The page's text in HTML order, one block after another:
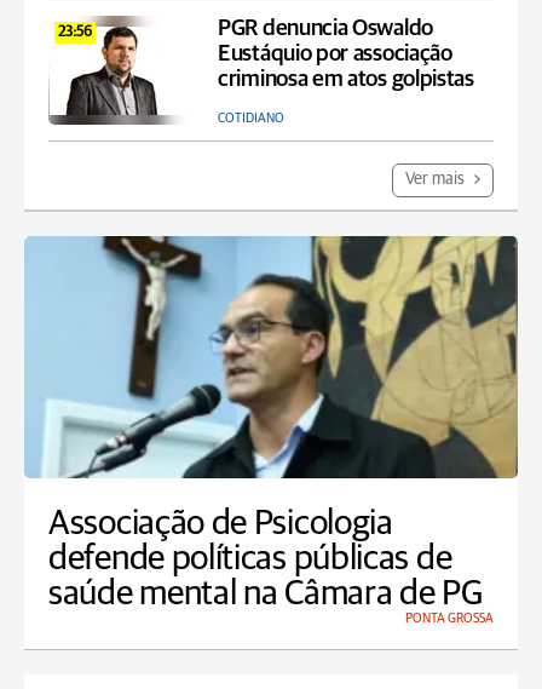
23:56
PGR denuncia Oswaldo
Eustáquio por associação
criminosa em atos golpistas
COTIDIANO
Ver mais
Associação de Psicologia
defende políticas públicas de
saúde mental na Câmara de PG
PONTA GROSSA